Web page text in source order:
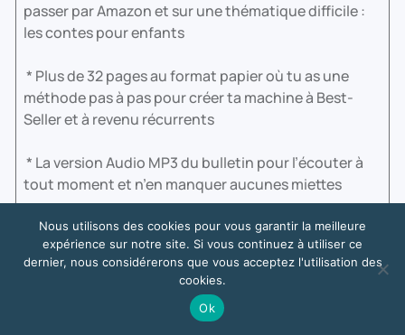
passer par Amazon et sur une thématique difficile :
les contes pour enfants
* Plus de 32 pages au format papier où tu as une
méthode pas à pas pour créer ta machine à Best-
Seller et à revenu récurrents
* La version Audio MP3 du bulletin pour l’écouter à
tout moment et n’en manquer aucunes miettes
* Et encore beaucoup d’autres conseils précieux…
Alors juste pour info :Le bulletin mensuel est au
tarif ridiculement bas de 19 €.
Nous utilisons des cookies pour vous garantir la meilleure
expérience sur notre site. Si vous continuez à utiliser ce
dernier, nous considérerons que vous acceptez l'utilisation des
cookies.
Ok